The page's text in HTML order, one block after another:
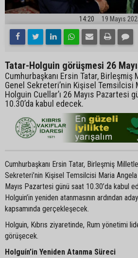
14:20 19 Mayıs
Tatar-Holguin görüşmesi 26
Cumhurbaşkanı Ersin Tatar, Birleşmiş
Genel Sekreteri’nin Kişisel Temsilcisi
Holguin Cuellar’ı 26 Mayıs Pazartesi
10.30’da kabul edecek.
Cumhurbaşkanı Ersin Tatar, Birleşmiş
Sekreteri’nin Kişisel Temsilcisi Maria Angela
Mayıs Pazartesi günü saat 10.30’da kabul
Holguin’in yeniden atanmasının ardından
kapsamında gerçekleşecek.
Holguin, Kıbrıs ziyaretinde, Rum yönetimi
görüşecek.
Holguín’in Yeniden Atanma Süreci